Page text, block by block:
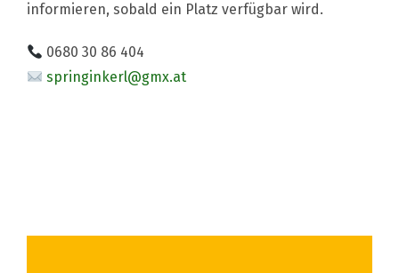
informieren, sobald ein Platz verfügbar wird.
0680 30 86 404
springinkerl@gmx.at